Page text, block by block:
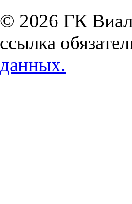
© 2026 ГК
ссылка
данных.